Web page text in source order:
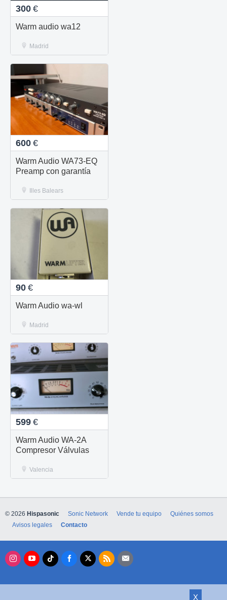
300 €
Warm audio wa12
Madrid
600 €
Warm Audio WA73-EQ
Preamp con garantía
Illes Balears
90 €
Warm Audio wa-wl
Madrid
599 €
Warm Audio WA-2A
Compresor Válvulas
Valencia
X
© 2026 Hispasonic Sonic Network Vende tu equipo
Quiénes somos
Avisos legales
Contacto